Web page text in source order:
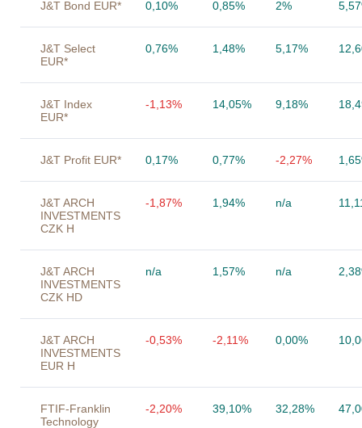
J&T Bond EUR* 0,10% 0,85% 2%
J&T Select
EUR*
0,76% 1,48% 5,17%
J&T Index
EUR*
-1,13% 14,05% 9,18%
J&T Profit EUR* 0,17% 0,77% -2,27%
J&T ARCH
INVESTMENTS
CZK H
-1,87% 1,94% n/a
J&T ARCH
INVESTMENTS
CZK HD
n/a 1,57% n/a
J&T ARCH
INVESTMENTS
EUR H
-0,53% -2,11% 0,00%
FTIF-Franklin
Technology
-2,20% 39,10% 32,28%